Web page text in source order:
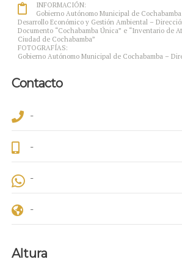
INFORMACIÓN:
Gobierno Autónomo Municipal de
Desarrollo Económico y Gestión Ambiental –
Documento “Cochabamba Única” e “Inventario de
Ciudad de Cochabamba”
FOTOGRAFÍAS:
Gobierno Autónomo Municipal de Cochabamba –
Contacto
-
-
-
-
Altura